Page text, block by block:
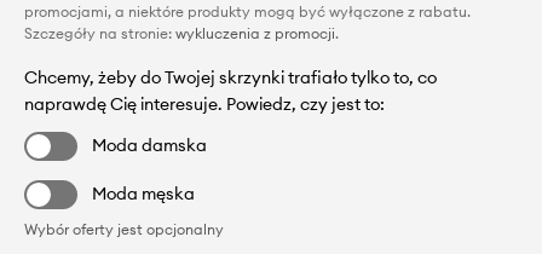
promocjami, a niektóre produkty mogą być wyłączone z rabatu.
Szczegóły na stronie: wykluczenia z promocji.
Chcemy, żeby do Twojej skrzynki trafiało tylko to, co
naprawdę Cię interesuje. Powiedz, czy jest to:
Moda damska
Moda męska
Wybór oferty jest opcjonalny